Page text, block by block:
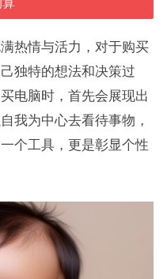
热情与活力，对于购买
独特的想法和决策过
电脑时，首先会展现出
我为中心去看待事物，
个工具，更是彰显个性